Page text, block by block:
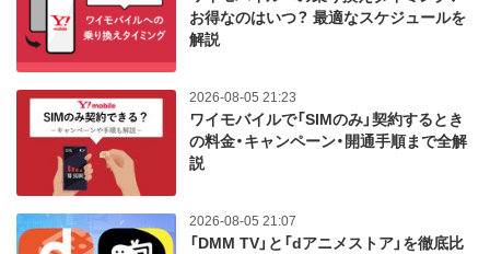
お得なのはいつ？ 最適なスケジュールを
解説
2026-08-05 21:23
ワイモバイルで「SIMのみ」契約するとき
の料金・キャンペーン・開通手順まで全解
説
2026-08-05 21:07
「DMM TV」と「dアニメストア」を徹底比